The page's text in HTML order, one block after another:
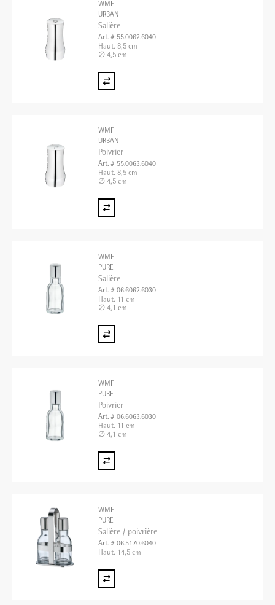
WMF
URBAN
Salière
Art. # 55.0062.6040
Haut. 8,5 cm
∅ 4,5 cm
WMF
URBAN
Poivrier
Art. # 55.0063.6040
Haut. 8,5 cm
∅ 4,5 cm
WMF
PURE
Salière
Art. # 06.6062.6030
Haut. 11 cm
∅ 4,1 cm
WMF
PURE
Poivrier
Art. # 06.6063.6030
Haut. 11 cm
∅ 4,1 cm
WMF
PURE
Salière / poivrière
Art. # 06.5170.6040
Haut. 14,5 cm